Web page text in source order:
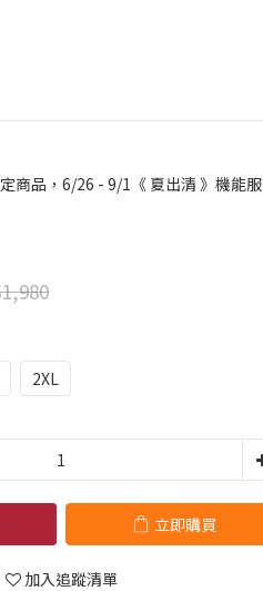
商品，6/26 - 9/1《 夏出清 》機能服
2XL
立即購買
加入追蹤清單